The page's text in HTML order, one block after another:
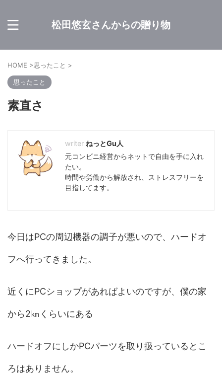
松田悠玄さんからの贈り物
HOME >思ったこと >
思ったこと
素直さ
ねっとGu人
元コンビニ経営からネットで自由を手に入れ
たい。
時間や労働から解放され、ストレスフリーを
目指してます。
今日はPCの周辺機器の調子が悪いので、ハードオ
フへ行ってきました。
近くにPCショップがあればよいのですが、僕の家
から2㎞くらいにある
ハードオフにしかPCパーツを取り扱っているとこ
ろはありません。